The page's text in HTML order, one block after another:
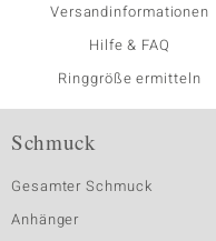
Versandinformationen
Hilfe & FAQ
Ringgröße ermitteln
Schmuck
Gesamter Schmuck
Anhänger